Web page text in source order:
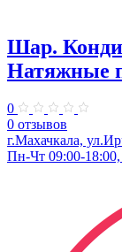
Шар.
Натяжные
0
0 отзывов
г.Махачкала,
Пн-Чт 09:00-